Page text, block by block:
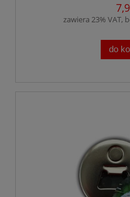
zawiera 23% VAT,
do